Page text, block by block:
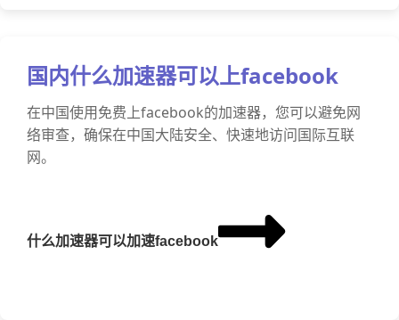
国内什么加速器可以上facebook
在中国使用免费上facebook的加速器，您可以避免网
络审查，确保在中国大陆安全、快速地访问国际互联
网。
什么加速器可以加速facebook